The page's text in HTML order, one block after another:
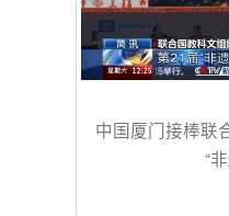
中国厦门接棒联
“